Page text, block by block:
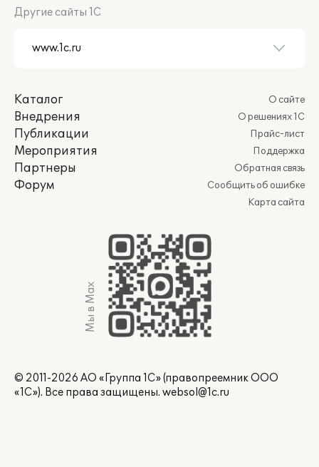
Другие сайты 1С
Каталог
Внедрения
Публикации
Мероприятия
Партнеры
Форум
О сайте
О решениях 1С
Прайс-лист
Поддержка
Обратная связь
Сообщить об ошибке
Карта сайта
Мы в Max
© 2011-2026 АО «Группа 1С» (правопреемник ООО
«1С»). Все права защищены. websol@1c.ru